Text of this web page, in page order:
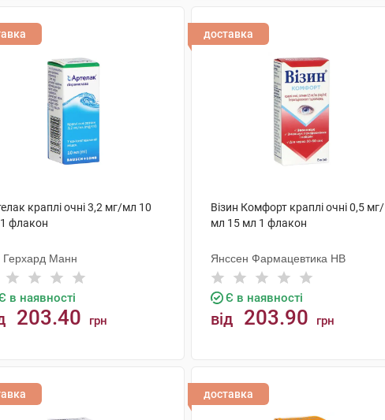
краплі очні 3,2 мг/мл 10
флакон
Герхард Манн
в наявності
203.40 грн
доставка
Візин Комфорт краплі очні 0,5 мг/
мл 15 мл 1 флакон
Янссен Фармацевтика НВ
Є в наявності
від 203.90 грн
доставка